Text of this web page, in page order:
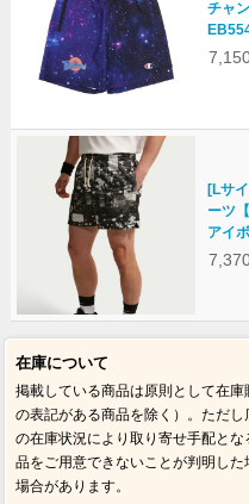
チャ
[Lサ
ーツ
アイ
在庫について
掲載している商品は原則として在
の表記がある商品を除く）。ただ
の在庫状況により取り寄せ手配と
品をご用意できないことが判明し
場合があります。